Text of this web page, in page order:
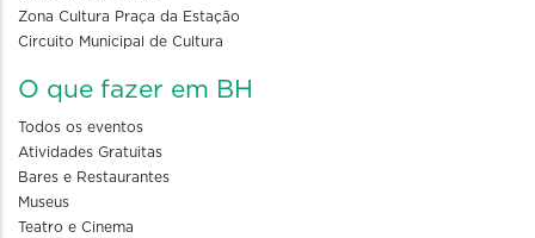
Zona Cultura Praça da Estação
Circuito Municipal de Cultura
O que fazer em BH
Todos os eventos
Atividades Gratuitas
Bares e Restaurantes
Museus
Teatro e Cinema